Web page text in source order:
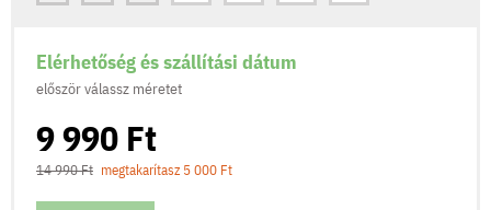
Elérhetőség és szállítási dátum
először válassz méretet
9 990 Ft
14 990 Ft megtakarítasz 5 000 Ft